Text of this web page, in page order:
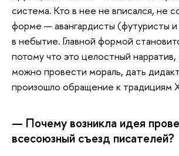
система. Кто в нее не вписался, не
форме — авангардисты (футуристы
в небытие. Главной формой
потому что это целостный
можно провести мораль, дать
произошло обращение к традициям
— Почему возникла идея
всесоюзный съезд писателей?